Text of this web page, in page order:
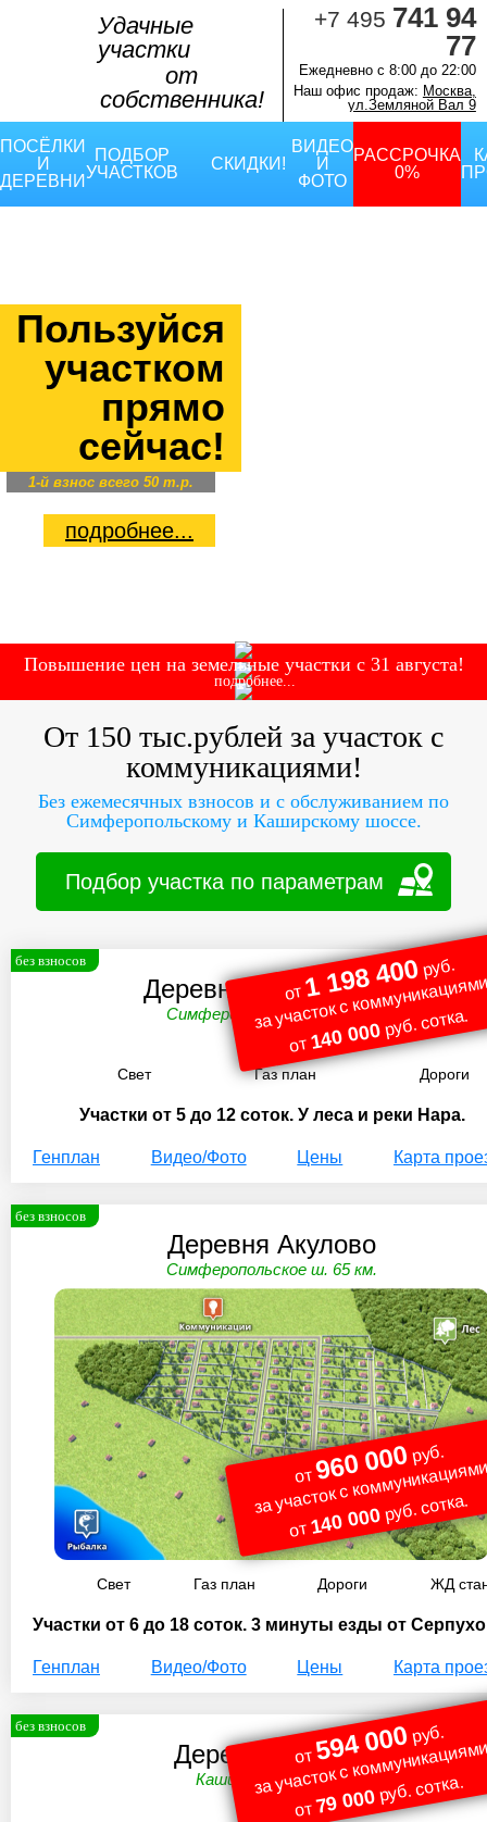
Удачные
участки
от
собственника!
+7 495 741 94
77
Ежедневно с 8:00 до 22:00
Наш офис продаж: Москва,
ул.Земляной Вал 9
ПОСЁЛКИ
И
ДЕРЕВНИ
ПОДБОР
УЧАСТКОВ
СКИДКИ!
ВИДЕО
И
ФОТО
РАССРОЧКА
0%
Пользуйся
участком
прямо
сейчас!
1-й взнос всего 50 т.р.
подробнее...
Повышение цен на земельные участки с 31 августа!
подробнее...
От 150 тыс.рублей за участок с
коммуникациями!
Без ежемесячных взносов и с обслуживанием по
Симферопольскому и Каширскому шоссе.
Подбор участка по параметрам
без взносов
Деревня Клеймёново
Симферопольское ш. 61 км.
от1 198 400руб.
за участок с
от140 000руб. сотка.
Свет Газ план Дороги
Участки от 5 до 12 соток. У леса и реки Нара.
Генплан Видео/Фото Цены Карта
без взносов
Деревня Акулово
Симферопольское ш. 65 км.
от960 000руб.
за участок с
от140 000руб. сотка.
Свет Газ план Дороги ЖД
Участки от 6 до 18 соток. 3 минуты езды от
Генплан Видео/Фото Цены Карта
без взносов
Деревня Старое
Каширское ш. 67 км.
от594 000руб.
за участок с
от79 000руб. сотка.